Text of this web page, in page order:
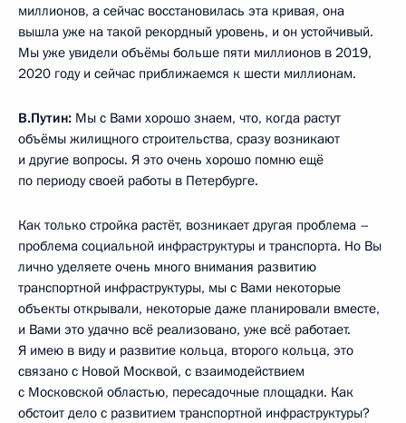
миллионов, а сейчас восстановилась эта кривая, она
вышла уже на такой рекордный уровень, и он устойчивый.
Мы уже увидели объёмы больше пяти миллионов в 2019,
2020 году и сейчас приближаемся к шести миллионам.
В.Путин: Мы с Вами хорошо знаем, что, когда растут
объёмы жилищного строительства, сразу возникают
и другие вопросы. Я это очень хорошо помню ещё
по периоду своей работы в Петербурге.
Как только стройка растёт, возникает другая проблема –
проблема социальной инфраструктуры и транспорта. Но Вы
лично уделяете очень много внимания развитию
транспортной инфраструктуры, мы с Вами некоторые
объекты открывали, некоторые даже планировали вместе,
и Вами это удачно всё реализовано, уже всё работает.
Я имею в виду и развитие кольца, второго кольца, это
связано с Новой Москвой, с взаимодействием
с Московской областью, пересадочные площадки. Как
обстоит дело с развитием транспортной инфраструктуры?